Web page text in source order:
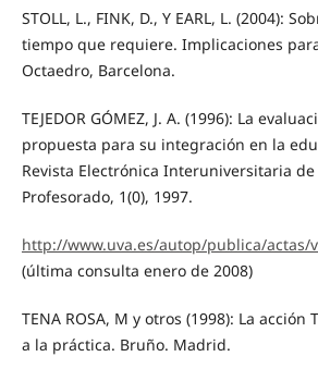
STOLL, L., FINK, D., Y EARL, L. (2004):
tiempo que requiere. Implicaciones
Octaedro, Barcelona.
TEJEDOR GÓMEZ, J. A. (1996): La
propuesta para su integración en la
Revista Electrónica Interuniversitaria
Profesorado, 1(0), 1997.
http://www.uva.es/autop/publica/
(última consulta enero de 2008)
TENA ROSA, M y otros (1998): La acción
a la práctica. Bruño. Madrid.